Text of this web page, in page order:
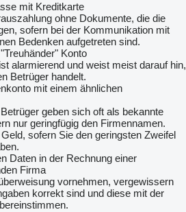
mit Kreditkarte
ohne Dokumente, die die
sofern bei der Kommunikation mit
Bedenken aufgetreten sind.
Konto
alarmierend und weist meist darauf hin,
Betrüger handelt.
mit einem ähnlichen
geben sich oft als bekannte
nur geringfügig den Firmennamen.
sofern Sie den geringsten Zweifel
Daten in der Rechnung einer
Firma
vornehmen, vergewissern
korrekt sind und diese mit der